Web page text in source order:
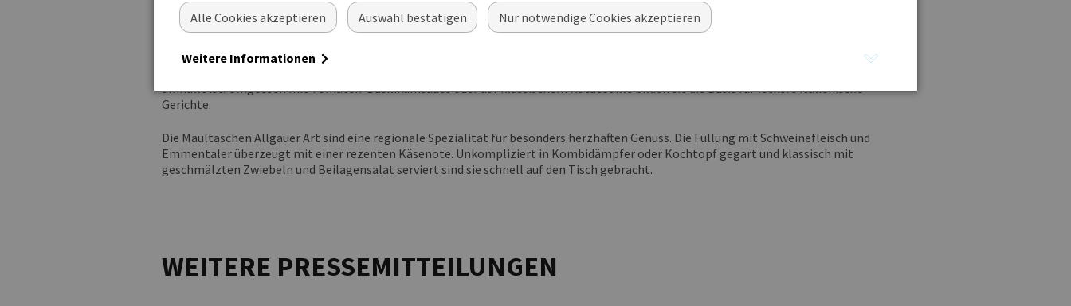
Bei den vegetarischen Kartoffelklößen Jägerart verbirgt sich im klassischen Kartoffelkloßteig eine stückige, pilzhaltige Füllung. Die
Kartoffelklöße Jägerart eignen sich insbesondere als Beilage zu Wildgerichten, aber auch als Hauptkomponente für ein vegetarisches
umhüllt ist. Umgossen mit Tomaten-Basilikumsauce oder auf klassischem Ratatouille bilden sie die Basis für leckere italienische
Gerichte.
Die Maultaschen Allgäuer Art sind eine regionale Spezialität für besonders herzhaften Genuss. Die Füllung mit Schweinefleisch und
Emmentaler überzeugt mit einer rezenten Käsenote. Unkompliziert in Kombidämpfer oder Kochtopf gegart und klassisch mit
geschmälzten Zwiebeln und Beilagensalat serviert sind sie schnell auf den Tisch gebracht.
WEITERE PRESSEMITTEILUNGEN
Alle Cookies akzeptieren Auswahl bestätigen Nur notwendige Cookies akzeptieren
Weitere Informationen